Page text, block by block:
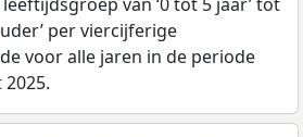
per viercijferige
voor alle jaren in de periode